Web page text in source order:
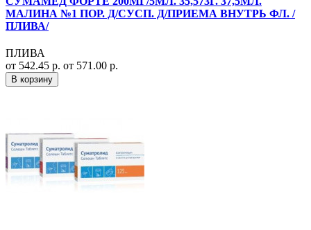
МАЛИНА №1 ПОР. Д/СУСП. Д/ПРИЕМА ВНУТРЬ ФЛ. /
ПЛИВА/
ПЛИВА
от 542.45 р. от 571.00 р.
В корзину